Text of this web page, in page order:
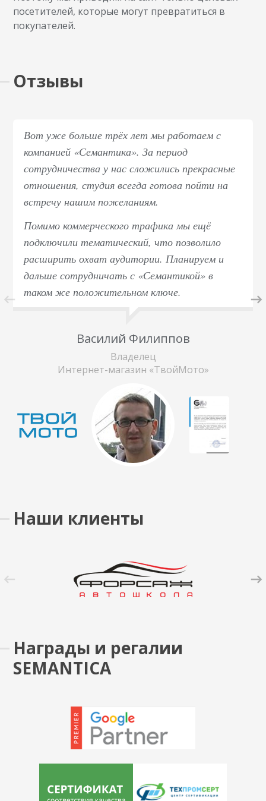
посетителей, которые могут превратиться в
покупателей.
Отзывы
Вот уже больше трёх лет мы работаем с
компанией «Семантика». За период
сотрудничества у нас сложились прекрасные
отношения, студия всегда готова пойти на
встречу нашим пожеланиям.
Помимо коммерческого трафика мы ещё
подключили тематический, что позволило
расширить охват аудитории. Планируем и
дальше сотрудничать с «Семантикой» в
таком же положительном ключе.
Василий Филиппов
Владелец
Интернет-магазин «ТвойМото»
Наши клиенты
Награды и регалии
SEMANTICA